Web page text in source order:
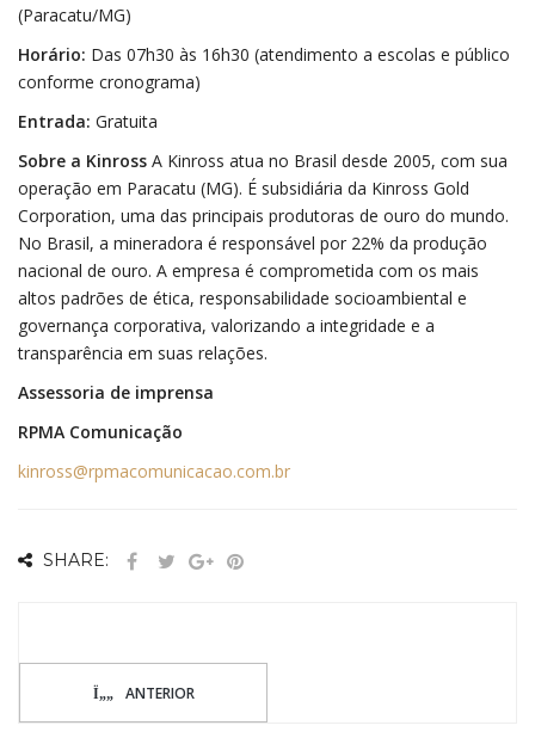
(Paracatu/MG)
Horário: Das 07h30 às 16h30 (atendimento a escolas e público
conforme cronograma)
Entrada: Gratuita
Sobre a Kinross A Kinross atua no Brasil desde 2005, com sua
operação em Paracatu (MG). É subsidiária da Kinross Gold
Corporation, uma das principais produtoras de ouro do mundo.
No Brasil, a mineradora é responsável por 22% da produção
nacional de ouro. A empresa é comprometida com os mais
altos padrões de ética, responsabilidade socioambiental e
governança corporativa, valorizando a integridade e a
transparência em suas relações.
Assessoria de imprensa
RPMA Comunicação
kinross@rpmacomunicacao.com.br
SHARE:
ANTERIOR